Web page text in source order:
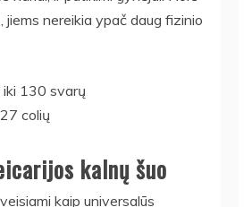
jiems nereikia ypač daug fizinio
130 svarų
colių
kalnų šuo
kaip universalūs